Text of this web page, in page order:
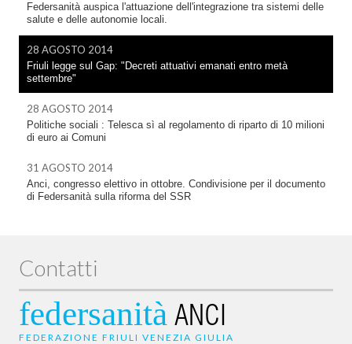
Federsanità auspica l'attuazione dell'integrazione tra sistemi delle
salute e delle autonomie locali.
28 AGOSTO 2014
Friuli legge sul Gap: "Decreti attuativi emanati entro metà
settembre"
28 AGOSTO 2014
Politiche sociali : Telesca sì al regolamento di riparto di 10 milioni
di euro ai Comuni
31 AGOSTO 2014
Anci, congresso elettivo in ottobre. Condivisione per il documento
di Federsanità sulla riforma del SSR
Contatti
federsanità ANCI
FEDERAZIONE FRIULI VENEZIA GIULIA